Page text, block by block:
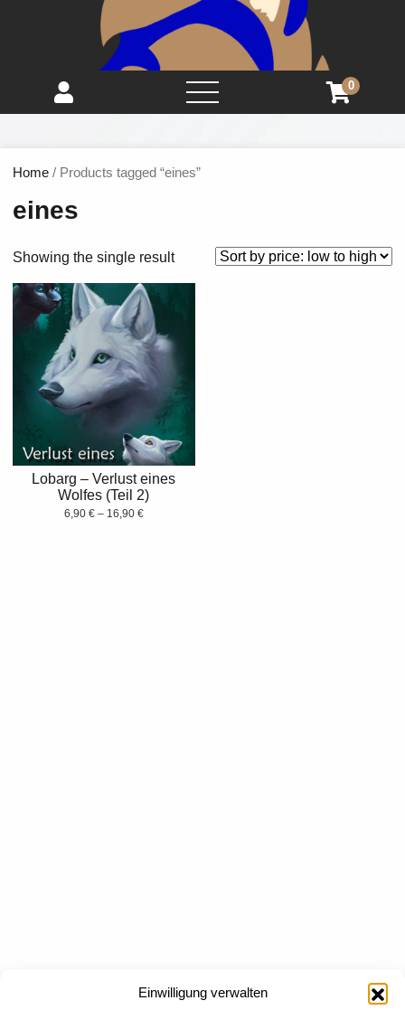
Einwilligung verwalten
open
menu
0
Home / Products tagged “eines”
eines
Showing the single result
Lobarg – Verlust eines
Wolfes (Teil 2)
6,90 €– 16,90 €